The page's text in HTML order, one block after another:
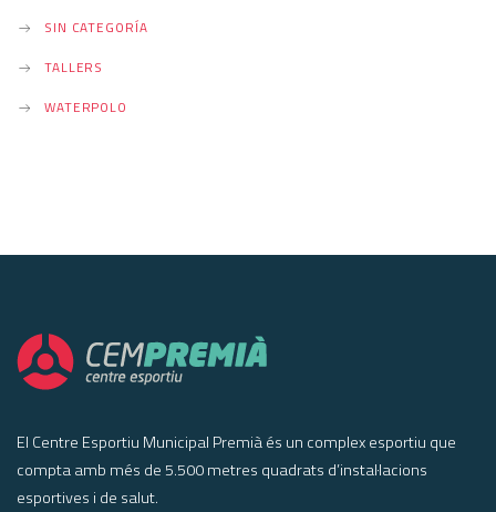
SIN CATEGORÍA
TALLERS
WATERPOLO
El Centre Esportiu Municipal Premià és un complex esportiu que
compta amb més de 5.500 metres quadrats d’instal·lacions
esportives i de salut.